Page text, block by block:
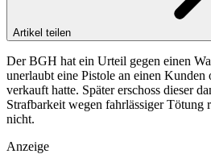
Artikel teilen
Der BGH hat ein Urteil gegen einen
unerlaubt eine Pistole an einen Kunden
verkauft hatte. Später erschoss dieser
Strafbarkeit wegen fahrlässiger Tötung
nicht.
Anzeige